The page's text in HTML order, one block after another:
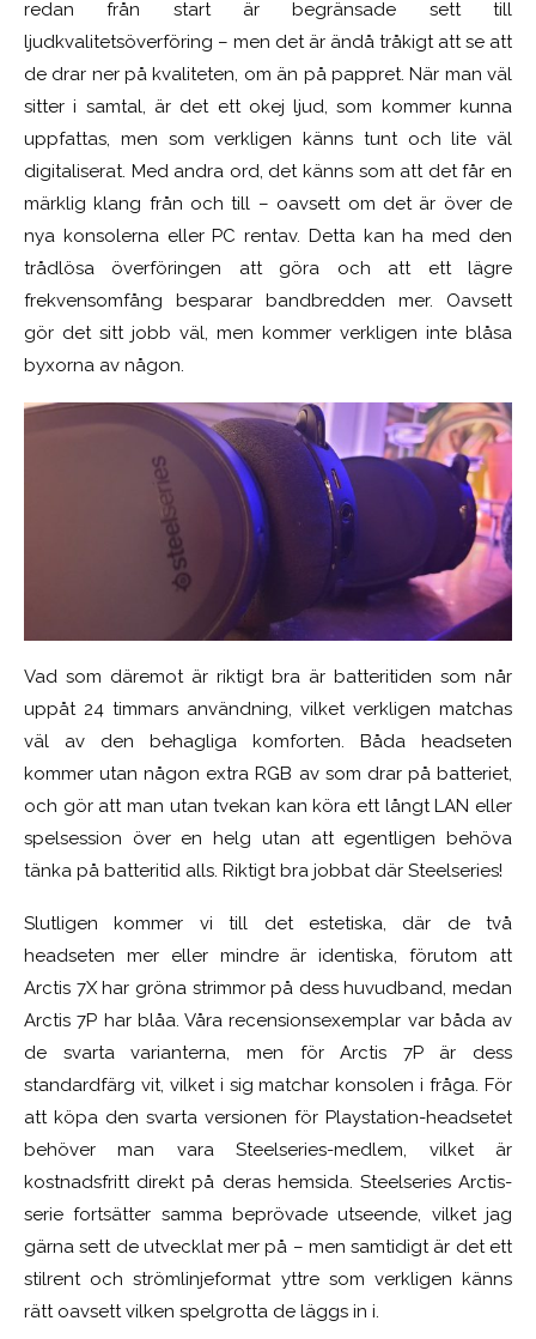
redan från start är begränsade sett till
ljudkvalitetsöverföring – men det är ändå tråkigt att se att
de drar ner på kvaliteten, om än på pappret. När man väl
sitter i samtal, är det ett okej ljud, som kommer kunna
uppfattas, men som verkligen känns tunt och lite väl
digitaliserat. Med andra ord, det känns som att det får en
märklig klang från och till – oavsett om det är över de
nya konsolerna eller PC rentav. Detta kan ha med den
trådlösa överföringen att göra och att ett lägre
frekvensomfång besparar bandbredden mer. Oavsett
gör det sitt jobb väl, men kommer verkligen inte blåsa
byxorna av någon.
Vad som däremot är riktigt bra är batteritiden som når
uppåt 24 timmars användning, vilket verkligen matchas
väl av den behagliga komforten. Båda headseten
kommer utan någon extra RGB av som drar på batteriet,
och gör att man utan tvekan kan köra ett långt LAN eller
spelsession över en helg utan att egentligen behöva
tänka på batteritid alls. Riktigt bra jobbat där Steelseries!
Slutligen kommer vi till det estetiska, där de två
headseten mer eller mindre är identiska, förutom att
Arctis 7X har gröna strimmor på dess huvudband, medan
Arctis 7P har blåa. Våra recensionsexemplar var båda av
de svarta varianterna, men för Arctis 7P är dess
standardfärg vit, vilket i sig matchar konsolen i fråga. För
att köpa den svarta versionen för Playstation-headsetet
behöver man vara Steelseries-medlem, vilket är
kostnadsfritt direkt på deras hemsida. Steelseries Arctis-
serie fortsätter samma beprövade utseende, vilket jag
gärna sett de utvecklat mer på – men samtidigt är det ett
stilrent och strömlinjeformat yttre som verkligen känns
rätt oavsett vilken spelgrotta de läggs in i.